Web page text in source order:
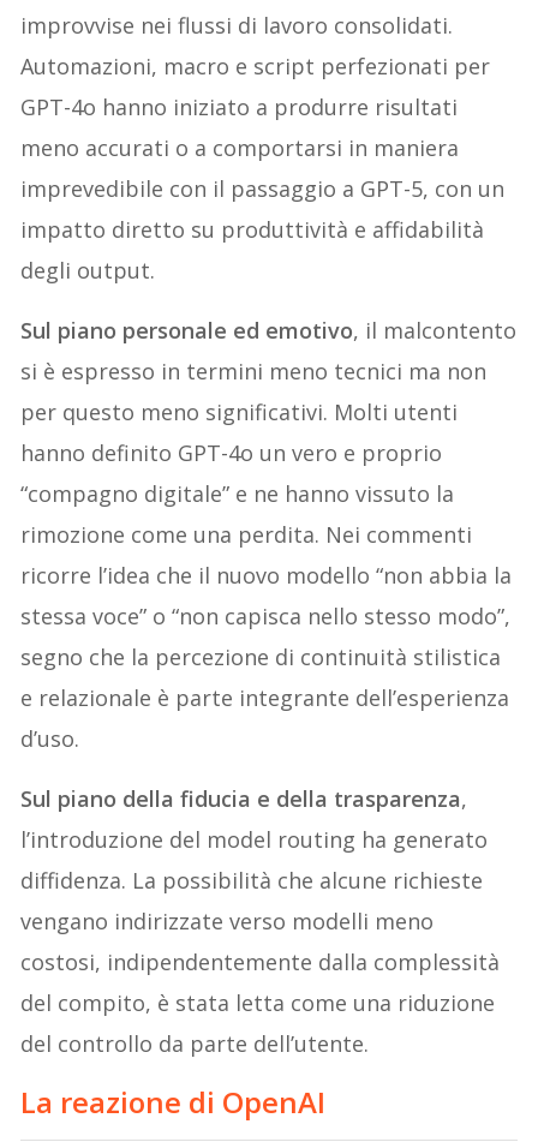
improvvise nei flussi di lavoro consolidati.
Automazioni, macro e script perfezionati per
GPT-4o hanno iniziato a produrre risultati
meno accurati o a comportarsi in maniera
imprevedibile con il passaggio a GPT-5, con un
impatto diretto su produttività e affidabilità
degli output.
Sul piano personale ed emotivo, il malcontento
si è espresso in termini meno tecnici ma non
per questo meno significativi. Molti utenti
hanno definito GPT-4o un vero e proprio
“compagno digitale” e ne hanno vissuto la
rimozione come una perdita. Nei commenti
ricorre l’idea che il nuovo modello “non abbia la
stessa voce” o “non capisca nello stesso modo”,
segno che la percezione di continuità stilistica
e relazionale è parte integrante dell’esperienza
d’uso.
Sul piano della fiducia e della trasparenza,
l’introduzione del model routing ha generato
diffidenza. La possibilità che alcune richieste
vengano indirizzate verso modelli meno
costosi, indipendentemente dalla complessità
del compito, è stata letta come una riduzione
del controllo da parte dell’utente.
La reazione di OpenAI